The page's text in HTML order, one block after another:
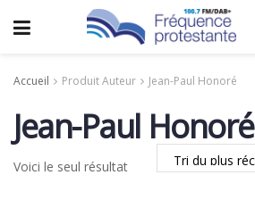
Accueil Produit Auteur Jean-Paul Honoré
Jean-Paul Honoré
Voici le seul résultat